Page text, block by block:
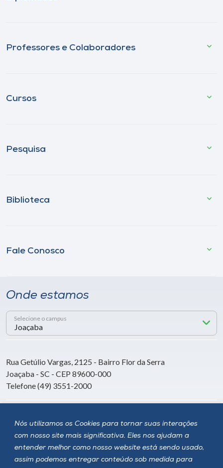
Nós utilizamos os Cookies para tornar suas interações
com nosso site mais significativa. Eles nos ajudam a
entender melhor como nosso website está sendo usado,
assim podemos entregar conteúdo sob medida para
Professores e Colaboradores
Cursos
Pesquisa
Biblioteca
Fale Conosco
Onde estamos
Selecione o campus
Rua Getúlio Vargas, 2125 - Bairro Flor da Serra
Joaçaba - SC - CEP 89600-000
Telefone (49) 3551-2000
Siga a Unoesc